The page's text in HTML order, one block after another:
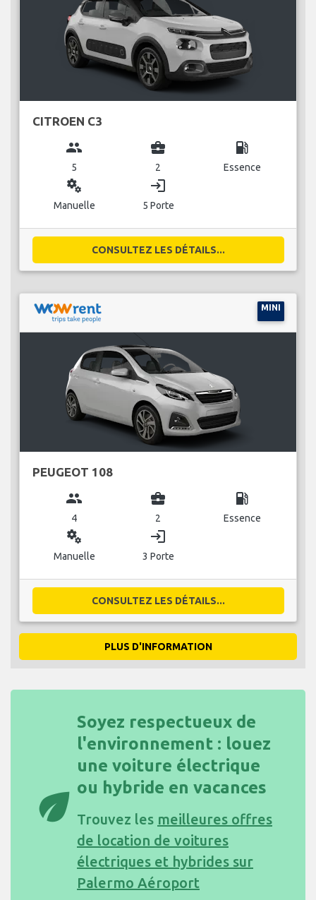
CITROEN C3
group
5
business_center
2
local_gas_station
Essence
miscellaneous_services
Manuelle
login
5 Porte
CONSULTEZ LES DÉTAILS...
MINI
PEUGEOT 108
group
4
business_center
2
local_gas_station
Essence
miscellaneous_services
Manuelle
login
3 Porte
CONSULTEZ LES DÉTAILS...
PLUS D'INFORMATION
eco
Soyez respectueux de
l'environnement : louez
une voiture électrique
ou hybride en vacances
Trouvez les meilleures offres
de location de voitures
électriques et hybrides sur
Palermo Aéroport